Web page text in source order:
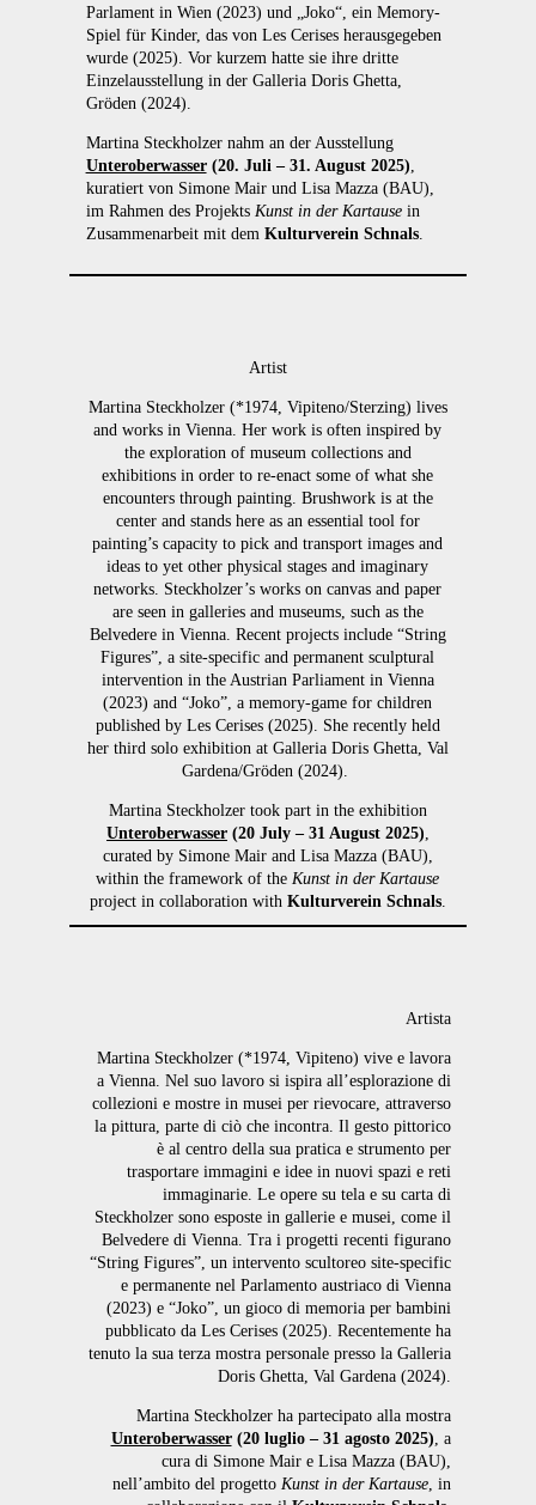
Parlament in Wien (2023) und „Joko“, ein Memory-
Spiel für Kinder, das von Les Cerises herausgegeben
wurde (2025). Vor kurzem hatte sie ihre dritte
Einzelausstellung in der Galleria Doris Ghetta,
Gröden (2024).
Martina Steckholzer nahm an der Ausstellung
Unteroberwasser(20. Juli – 31. August 2025)
kuratiert von Simone Mair und Lisa Mazza (BAU),
im Rahmen des Projekts Kunst in der Kartausein
Zusammenarbeit mit dem Kulturverein Schnals.
Artist
Martina Steckholzer(*1974, Vipiteno/Sterzing) lives
and works in Vienna.Her workis often inspired by
the exploration of museum collectionsand
exhibitions inorder to re-enact some ofwhat she
encounters through painting. Brushwork is atthe
center and stands here asan essential tool for
painting’s capacity topick andtransport images and
ideas toyet other physical stages andimaginary
networks. Steckholzer’s works on canvas and paper
are seen in galleriesand museums, such asthe
Belvedere in Vienna. Recentprojects include “String
Figures”, a site-specific andpermanent sculptural
intervention in the Austrian Parliamentin Vienna
(2023) and “Joko”, amemory-game forchildren
published by Les Cerises(2025). She recently held
her third solo exhibition atGalleria Doris Ghetta, Val
Gardena/Gröden (2024).
Martina Steckholzer took part in the exhibition
Unteroberwasser(20 July – 31 August 2025)
curated by Simone Mair and Lisa Mazza (BAU),
within the framework of the Kunst in der Kartause
project in collaboration with Kulturverein Schnals.
Artista
Martina Steckholzer (*1974, Vipiteno) vive e lavora
a Vienna. Nel suo lavoro si ispira all’esplorazione di
collezioni e mostre in musei per rievocare, attraverso
la pittura, parte di ciò che incontra. Il gesto pittorico
è al centro della sua pratica e strumento per
trasportare immagini e idee in nuovi spazi e reti
immaginarie. Le opere su tela e su carta di
Steckholzer sono esposte in gallerie e musei, come il
Belvedere di Vienna. Tra i progetti recenti figurano
“String Figures”, un intervento scultoreo site-specific
e permanente nel Parlamento austriaco di Vienna
(2023) e “Joko”, un gioco di memoria per bambini
pubblicato da Les Cerises (2025). Recentemente ha
tenuto la sua terza mostra personale presso la Galleria
Doris Ghetta, Val Gardena (2024).
Martina Steckholzer ha partecipato alla mostra
Unteroberwasser (20 luglio – 31 agosto 2025) , a
cura di Simone Mair e Lisa Mazza (BAU),
nell’ambito del progetto Kunst in der Kartause, in